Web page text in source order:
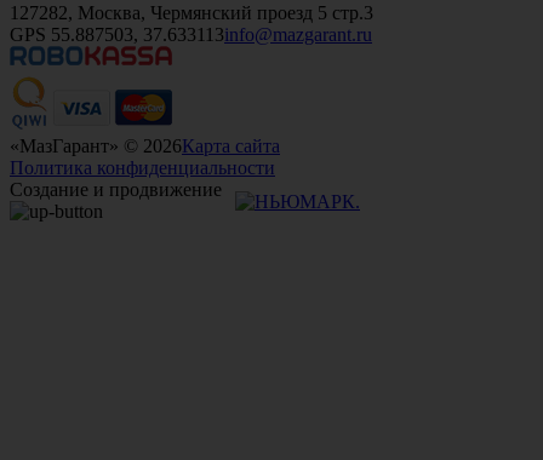
127282, Москва, Чермянский проезд 5 стр.3
GPS 55.887503, 37.633113info@mazgarant.ru
«МазГарант» © 2026Карта сайта
Политика конфиденциальности
Создание и продвижение